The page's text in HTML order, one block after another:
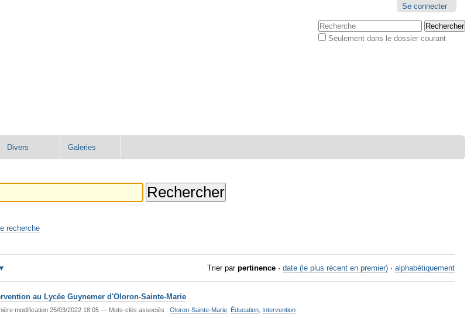
personnels
Se connecter
Chercher par
Seulement dans le dossier courant
Divers Galeries
recherche
Trier par pertinence · date (le plus récent en premier) · alphabétiquement
au Lycée Guynemer d'Oloron-Sainte-Marie
modification 25/03/2022 18:05— Mots-clés associés :Oloron-Sainte-Marie Éducation Intervention